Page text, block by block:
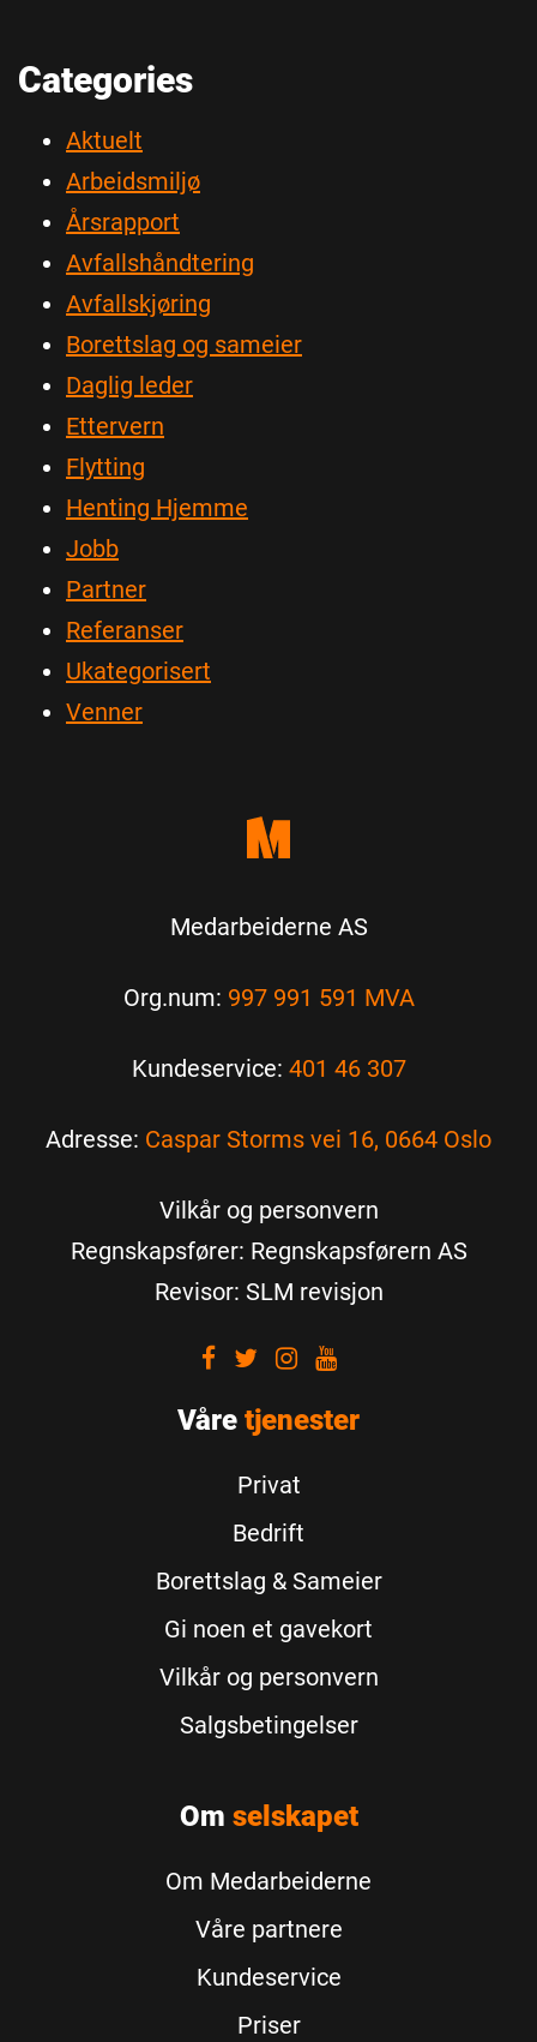
Categories
Aktuelt
Arbeidsmiljø
Årsrapport
Avfallshåndtering
Avfallskjøring
Borettslag og sameier
Daglig leder
Ettervern
Flytting
Henting Hjemme
Jobb
Partner
Referanser
Ukategorisert
Venner
Medarbeiderne AS
Org.num: 997 991 591 MVA
Kundeservice: 401 46 307
Adresse: Caspar Storms vei 16, 0664 Oslo
Vilkår og personvern
Regnskapsfører: Regnskapsførern AS
Revisor: SLM revisjon
Visit
Facebook
Visit
Twitter
Visit
Instagram
Visit
Youtube
Våre tjenester
Privat
Bedrift
Borettslag & Sameier
Gi noen et gavekort
Vilkår og personvern
Salgsbetingelser
Om selskapet
Om Medarbeiderne
Våre partnere
Kundeservice
Priser